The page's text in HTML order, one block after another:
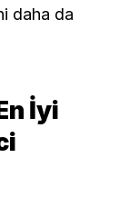
daha da
İyi